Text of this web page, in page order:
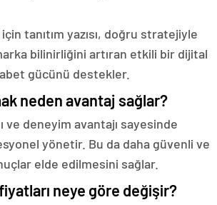
tanıtım yazısı, doğru stratejiyle
bilinirliğini artıran etkili bir dijital
gücünü destekler.
neden avantaj sağlar?
ve deneyim avantajı sayesinde
yönetir. Bu da daha güvenli ve
elde edilmesini sağlar.
fiyatları neye göre değişir?